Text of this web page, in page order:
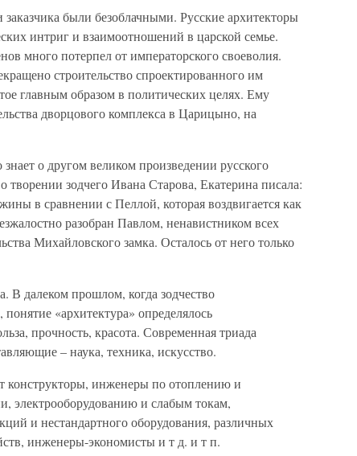
были безоблачными. Русские архитекторы
интриг и взаимоотношений в царской семье.
много потерпел от императорского своеволия.
строительство спроектированного им
главным образом в политических целях. Ему
дворцового комплекса в Царицыно, на
о другом великом произведении русского
творении зодчего Ивана Старова, Екатерина писала:
в сравнении с Пеллой, которая воздвигается как
разобран Павлом, ненавистником всех
Михайловского замка. Осталось от него только
В далеком прошлом, когда зодчество
«архитектура» определялось
прочность, красота. Современная триада
– наука, техника, искусство.
конструкторы, инженеры по отоплению и
электрооборудованию и слабым токам,
и нестандартного оборудования, различных
инженеры-экономисты и т д. и т п.